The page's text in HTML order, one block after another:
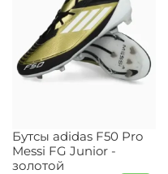
Бутсы adidas F50 Pro
Messi FG Junior -
золотой